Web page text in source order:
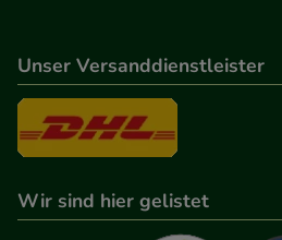
Unser Versanddienstleister
Wir sind hier gelistet